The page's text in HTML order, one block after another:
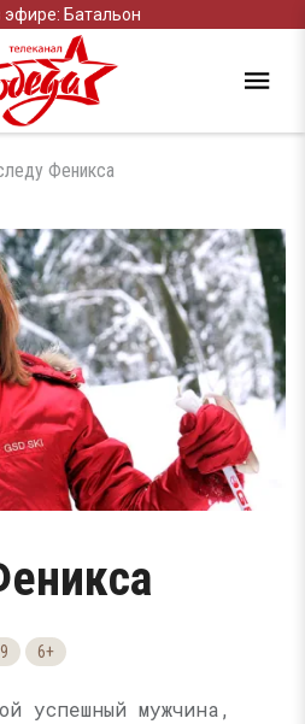
эфире: Батальон
Феникса
6+
успешный мужчина,